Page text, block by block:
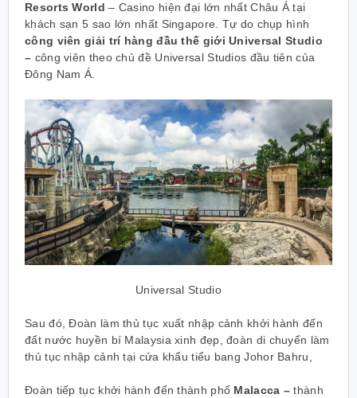
Resorts World – Casino hiện đại lớn nhất Châu Á tại
khách sạn 5 sao lớn nhất Singapore. Tự do chụp hình
công viên giải trí hàng đầu thế giới Universal Studio
– công viên theo chủ đề Universal Studios đầu tiên của
Đông Nam Á.
Universal Studio
Sau đó, Đoàn làm thủ tục xuất nhập cảnh khởi hành đến
đất nước huyền bí Malaysia xinh đẹp, đoàn di chuyển làm
thủ tục nhập cảnh tại cửa khẩu tiểu bang Johor Bahru,
Đoàn tiếp tục khởi hành đến thành phố Malacca –thành